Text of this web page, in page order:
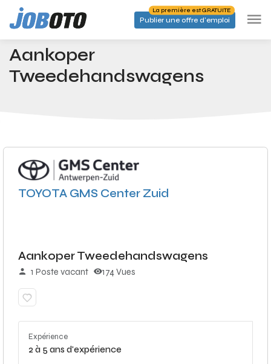
Skip to main content
Publier une offre d'emploi
La première est GRATUITE
Accueil Emplois Aankoper Tweedehandswagens
Aankoper
Tweedehandswagens
TOYOTA GMS Center Zuid
Aankoper Tweedehandswagens
1 Poste vacant 174 Vues
Expérience
2 à 5 ans d'expérience